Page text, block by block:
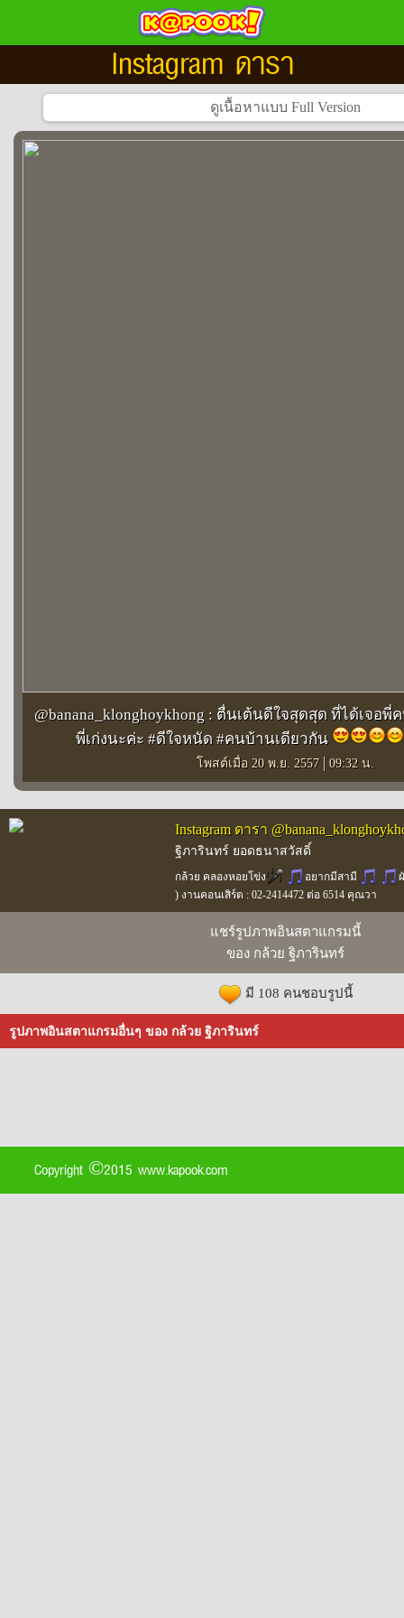
Instagram ดารา
@banana_klonghoykhong : ตื่นเต้นดีใจสุดสุด ที่ได้เจอพี่
พี่เก่งนะค่ะ #ดีใจหนัด #คนบ้านเดียวกัน
โพสต์เมื่อ 20 พ.ย. 2557 | 09:32 น.
Instagram ดารา
ฐิภารินทร์ ยอดธนาสวัสดิ์
กล้วย คลองหอยโข่ง อยากมีสามี
) งานคอนเสิร์ต : 02-2414472 ต่อ 6514 คุณวา
แชร์รูปภาพอินสตาแกรมนี้
ของ กล้วย ฐิภารินทร์
มี 108 คนชอบรูปนี้
รูปภาพอินสตาแกรมอื่นๆ ของ กล้วย ฐิภารินทร์
Copyright ©2015 www.kapook.com